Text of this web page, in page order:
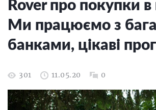
Rover про покупки
Ми працюємо з
банками, цікаві
301 11.05.20 0